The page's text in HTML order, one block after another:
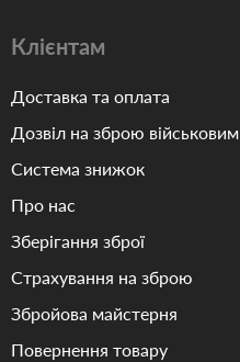
Клієнтам
Доставка та оплата
Дозвіл на зброю військовим
Система знижок
Про нас
Зберігання зброї
Страхування на зброю
Збройова майстерня
Повернення товару